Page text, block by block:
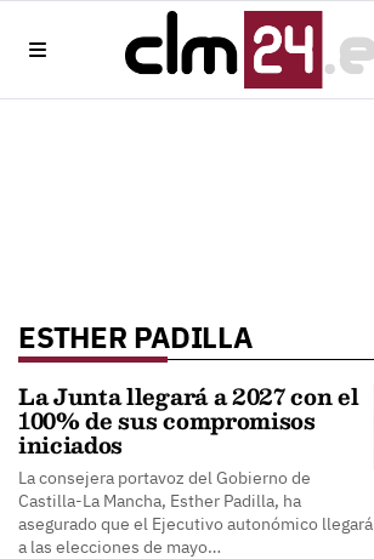
ESTHER PADILLA
La Junta llegará a 2027 con el
100% de sus compromisos
iniciados
La consejera portavoz del Gobierno de
Castilla-La Mancha, Esther Padilla, ha
asegurado que el Ejecutivo autonómico llegará
a las elecciones de mayo…